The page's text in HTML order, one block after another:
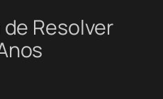
Resolver